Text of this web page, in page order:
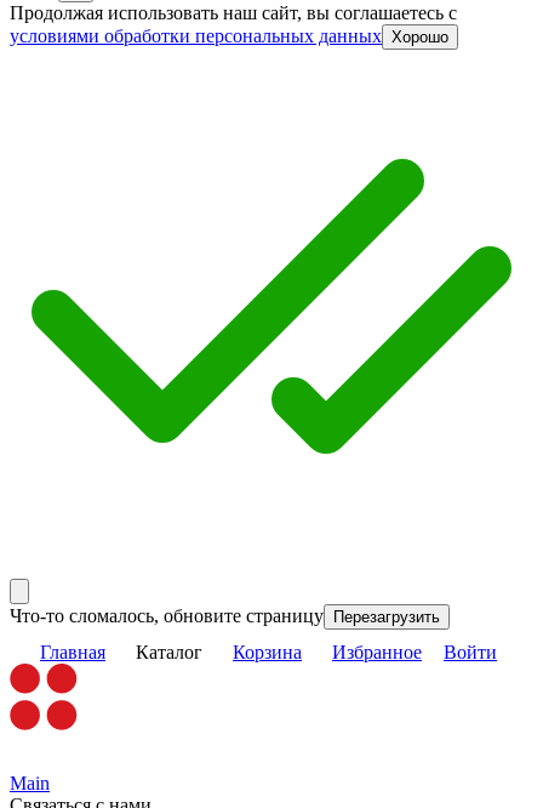
Продолжая использовать наш сайт, вы соглашаетесь c
условиями обработки персональных данных Хорошо
Что-то сломалось, обновите страницу Перезагрузить
Главная Каталог Корзина Избранное Войти
Main